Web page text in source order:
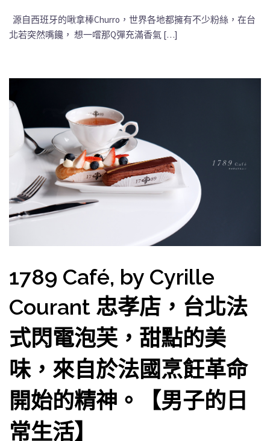
源自西班牙的啾拿棒Churro，世界各地都擁有不少粉絲，在台
北若突然嘴饞， 想一嚐那Q彈充滿香氣 […]
1789 Café, by Cyrille
Courant 忠孝店，台北法
式閃電泡芙，甜點的美
味，來自於法國烹飪革命
開始的精神。【男子的日
常生活】